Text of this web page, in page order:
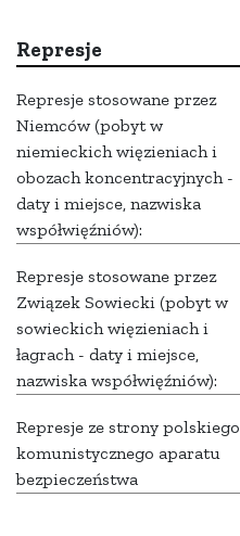
Represje
Represje stosowane przez
Niemców (pobyt w
niemieckich więzieniach i
obozach koncentracyjnych -
daty i miejsce, nazwiska
współwięźniów):
Represje stosowane przez
Związek Sowiecki (pobyt w
sowieckich więzieniach i
łagrach - daty i miejsce,
nazwiska współwięźniów):
Represje ze strony polskiego
komunistycznego aparatu
bezpieczeństwa